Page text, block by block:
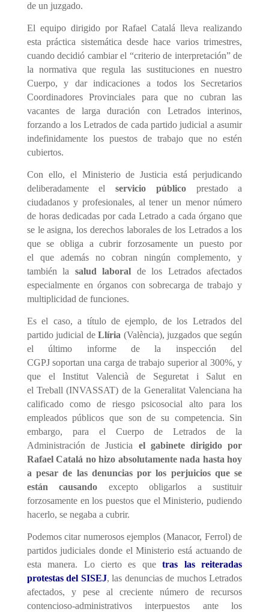
de un juzgado.
El equipo dirigido por Rafael Catalá lleva realizando
esta práctica sistemática desde hace varios trimestres,
cuando decidió cambiar el “criterio de interpretación” de
la normativa que regula las sustituciones en nuestro
Cuerpo, y darindicaciones a todos los Secretarios
Coordinadores Provinciales para que no cubran las
vacantes de larga duración con Letrados interinos,
forzando a los Letrados de cada partido judicial a asumir
indefinidamente los puestos de trabajo que no estén
cubiertos.
Con ello, el Ministerio de Justicia está perjudicando
deliberadamente elservicio públicoprestado a
ciudadanos y profesionales, al tener un menor número
de horas dedicadas por cada Letrado a cada órgano que
se le asigna, los derechos laboralesde los Letrados a los
que se obliga a cubrirforzosamente un puesto por
el queademásno cobran ningún complemento, y
también la salud laboral de los Letrados afectados
especialmente en órganos con sobrecarga de trabajo y
multiplicidad de funciones.
Es el caso, a título de ejemplo, de los Letrados del
partido judicial deLlíria (València),juzgados que según
elúltimo informe de la inspección del
CGPJsoportan una carga de trabajo superior al 300%, y
que elInstitut Valencià de Seguretat i Salut en
elTreball (INVASSAT) de la Generalitat Valenciana ha
calificado como de riesgo psicosocial alto para los
empleados públicos que son de su competencia. Sin
embargo, para el Cuerpo de Letrados de la
Administración de Justicia el gabinete dirigido por
Rafael Catalá no hizo absolutamentenada hasta hoy
a pesar de las denuncias por los perjuicios que se
están causando exceptoobligarlos a sustituir
forzosamente en los puestos que el Ministerio, pudiendo
hacerlo, se negaba a cubrir.
Podemos citar numerosos ejemplos (Manacor, Ferrol) de
partidos judiciales donde el Ministerio está actuando de
esta manera. Lo cierto es quetras las reiteradas
protestas del SISEJ,las denuncias de muchos Letrados
afectados, y pese al creciente número de recursos
contencioso-administrativos interpuestos ante los